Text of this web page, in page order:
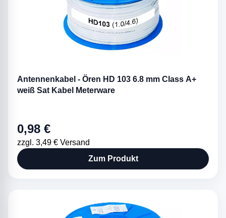
Antennenkabel - Ören HD 103 6.8 mm Class A+
weiß Sat Kabel Meterware
0,98 €
zzgl. 3,49 € Versand
Zum Produkt